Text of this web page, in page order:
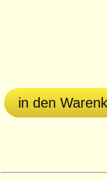
in den